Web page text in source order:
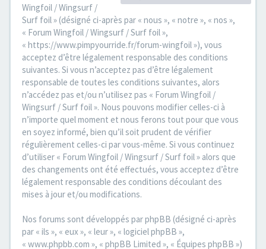
Wingfoil / Wingsurf /
Surf foil » (désigné ci-après par « nous », « notre », « nos »,
« Forum Wingfoil / Wingsurf / Surf foil »,
« https://www.pimpyourride.fr/forum-wingfoil »), vous
acceptez d’être légalement responsable des conditions
suivantes. Si vous n’acceptez pas d’être légalement
responsable de toutes les conditions suivantes, alors
n’accédez pas et/ou n’utilisez pas « Forum Wingfoil /
Wingsurf / Surf foil ». Nous pouvons modifier celles-ci à
n’importe quel moment et nous ferons tout pour que vous
en soyez informé, bien qu’il soit prudent de vérifier
régulièrement celles-ci par vous-même. Si vous continuez
d’utiliser « Forum Wingfoil / Wingsurf / Surf foil » alors que
des changements ont été effectués, vous acceptez d’être
légalement responsable des conditions découlant des
mises à jour et/ou modifications.
Nos forums sont développés par phpBB (désigné ci-après
par « ils », « eux », « leur », « logiciel phpBB »,
« www.phpbb.com », « phpBB Limited », « Équipes phpBB »)